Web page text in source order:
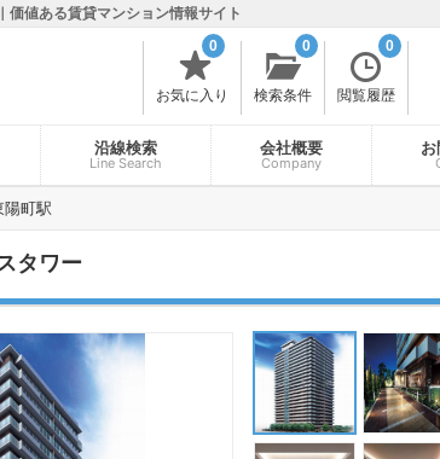
価値ある賃貸マンション情報サイト
お気に入り
0
検索条件
0
閲覧履歴
0
沿線検索
Line Search
会社概要
Company
陽町駅
タワー